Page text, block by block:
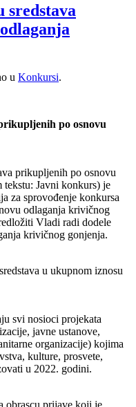
sredstava
u Konkursi.
po osnovu
prikupljenih po osnovu
Javni konkurs) je
za sprovođenje konkursa
odlaganja krivičnog
Vladi radi dodele
krivičnog gonjenja.
u ukupnom iznosu
svi nosioci projekata
javne ustanove,
organizacije) kojima
kulture, prosvete,
u 2022. godini.
obrascu prijave koji je